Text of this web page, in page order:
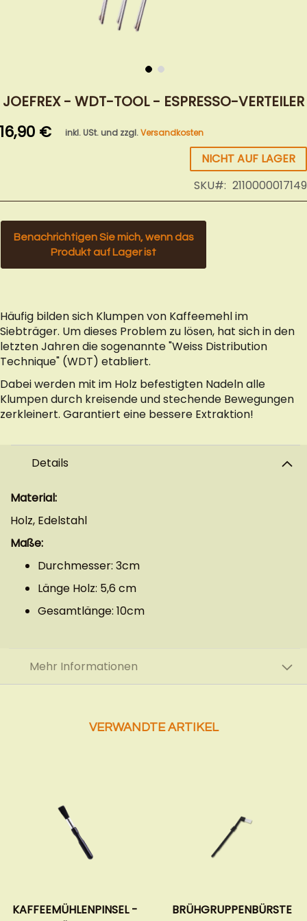
Anfang
Bildergalerie
JOEFREX - WDT-TOOL - ESPRESSO-VERTEILER
16,90 € inkl. USt. und zzgl.Versandkosten
NICHT AUF LAGER
SKU
2110000017149
Benachrichtigen Sie mich, wenn das
Produkt auf Lager ist
Häufig bilden sich Klumpen von Kaffeemehl im
Siebträger. Um dieses Problem zu lösen, hat sich in den
letzten Jahren die sogenannte "Weiss Distribution
Technique" (WDT) etabliert.
Dabei werden mit im Holz befestigten Nadeln alle
Klumpen durch kreisende und stechende Bewegungen
zerkleinert. Garantiert eine bessere Extraktion!
Details
Material:
Holz, Edelstahl
Maße:
Durchmesser: 3cm
Länge Holz: 5,6 cm
Gesamtlänge: 10cm
Mehr Informationen
VERWANDTE ARTIKEL
KAFFEEMÜHLENPINSEL -
BRÜHGRUPPENBÜRSTE